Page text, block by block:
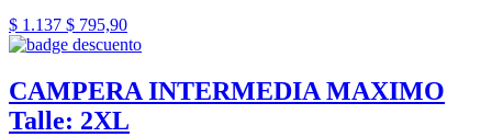
$ 1.137 $ 795,90
CAMPERA INTERMEDIA MAXIMO
Talle: 2XL